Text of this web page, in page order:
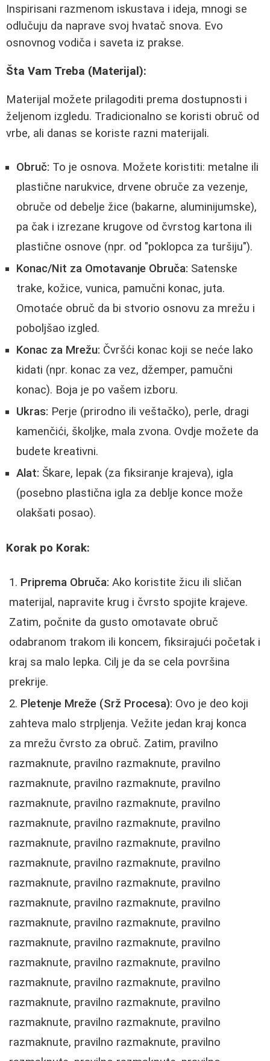
Inspirisani razmenom iskustava i ideja, mnogi se
odlučuju da naprave svoj hvatač snova. Evo
osnovnog vodiča i saveta iz prakse.
Šta Vam Treba (Materijal):
Materijal možete prilagoditi prema dostupnosti i
željenom izgledu. Tradicionalno se koristi obruč od
vrbe, ali danas se koriste razni materijali.
Obruč: To je osnova. Možete koristiti: metalne ili
plastične narukvice, drvene obruče za vezenje,
obruče od debelje žice (bakarne, aluminijumske),
pa čak i izrezane krugove od čvrstog kartona ili
plastične osnove (npr. od "poklopca za turšiju").
Konac/Nit za Omotavanje Obruča: Satenske
trake, kožice, vunica, pamučni konac, juta.
Omotaće obruč da bi stvorio osnovu za mrežu i
poboljšao izgled.
Konac za Mrežu: Čvršći konac koji se neće lako
kidati (npr. konac za vez, džemper, pamučni
konac). Boja je po vašem izboru.
Ukras: Perje (prirodno ili veštačko), perle, dragi
kamenčići, školjke, mala zvona. Ovdje možete da
budete kreativni.
Alat: Škare, lepak (za fiksiranje krajeva), igla
(posebno plastična igla za deblje konce može
olakšati posao).
Korak po Korak:
Priprema Obruča: Ako koristite žicu ili sličan
materijal, napravite krug i čvrsto spojite krajeve.
Zatim, počnite da gusto omotavate obruč
odabranom trakom ili koncem, fiksirajući početak i
kraj sa malo lepka. Cilj je da se cela površina
prekrije.
Pletenje Mreže (Srž Procesa): Ovo je deo koji
zahteva malo strpljenja. Vežite jedan kraj konca
za mrežu čvrsto za obruč. Zatim, pravilno
razmaknute, pravilno razmaknute, pravilno
razmaknute, pravilno razmaknute, pravilno
razmaknute, pravilno razmaknute, pravilno
razmaknute, pravilno razmaknute, pravilno
razmaknute, pravilno razmaknute, pravilno
razmaknute, pravilno razmaknute, pravilno
razmaknute, pravilno razmaknute, pravilno
razmaknute, pravilno razmaknute, pravilno
razmaknute, pravilno razmaknute, pravilno
razmaknute, pravilno razmaknute, pravilno
razmaknute, pravilno razmaknute, pravilno
razmaknute, pravilno razmaknute, pravilno
razmaknute, pravilno razmaknute, pravilno
razmaknute, pravilno razmaknute, pravilno
razmaknute, pravilno razmaknute, pravilno